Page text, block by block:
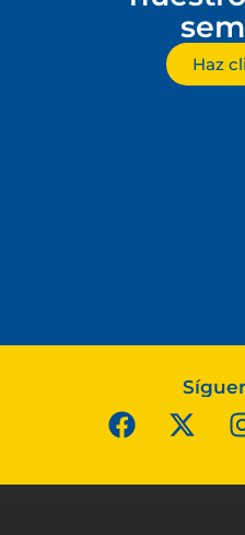
Haz